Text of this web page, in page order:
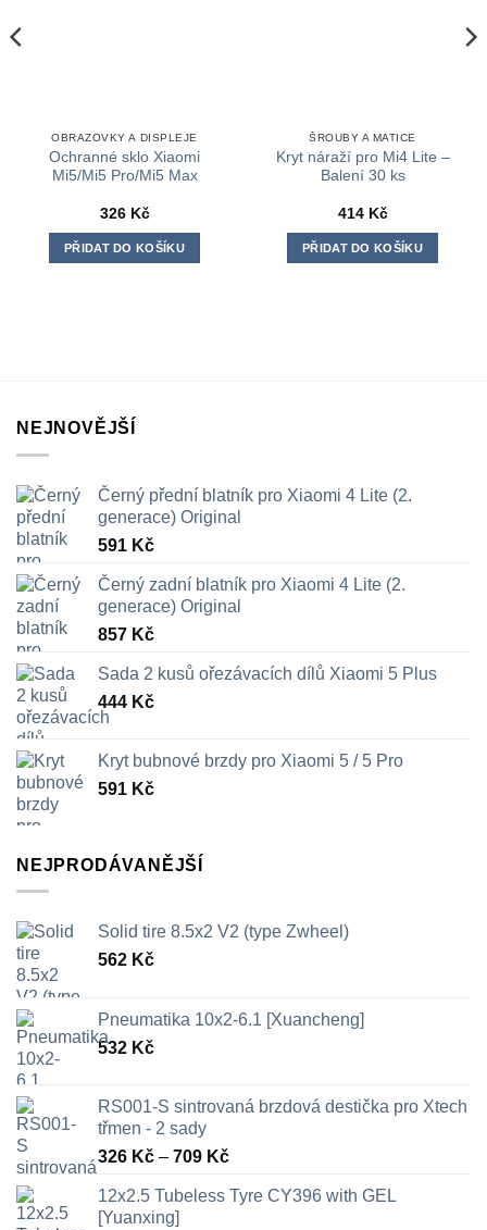
OBRAZOVKY A DISPLEJE
Ochranné sklo Xiaomi
Mi5/Mi5 Pro/Mi5 Max
326 Kč
PŘIDAT DO KOŠÍKU
ŠROUBY A MATICE
Kryt náraží pro Mi4 Lite –
Balení 30 ks
414 Kč
PŘIDAT DO KOŠÍKU
NEJNOVĚJŠÍ
Černý přední blatník pro Xiaomi 4 Lite (2.
generace) Original
591 Kč
Černý zadní blatník pro Xiaomi 4 Lite (2.
generace) Original
857 Kč
Sada 2 kusů ořezávacích dílů Xiaomi 5 Plus
444 Kč
Kryt bubnové brzdy pro Xiaomi 5 / 5 Pro
591 Kč
NEJPRODÁVANĚJŠÍ
Solid tire 8.5x2 V2 (type Zwheel)
562 Kč
Pneumatika 10x2-6.1 [Xuancheng]
532 Kč
RS001-S sintrovaná brzdová destička pro Xtech
třmen - 2 sady
326 Kč – 709 KčRozpětí
326 Kč
12x2.5 Tubeless Tyre CY396 with GEL
[Yuanxing]